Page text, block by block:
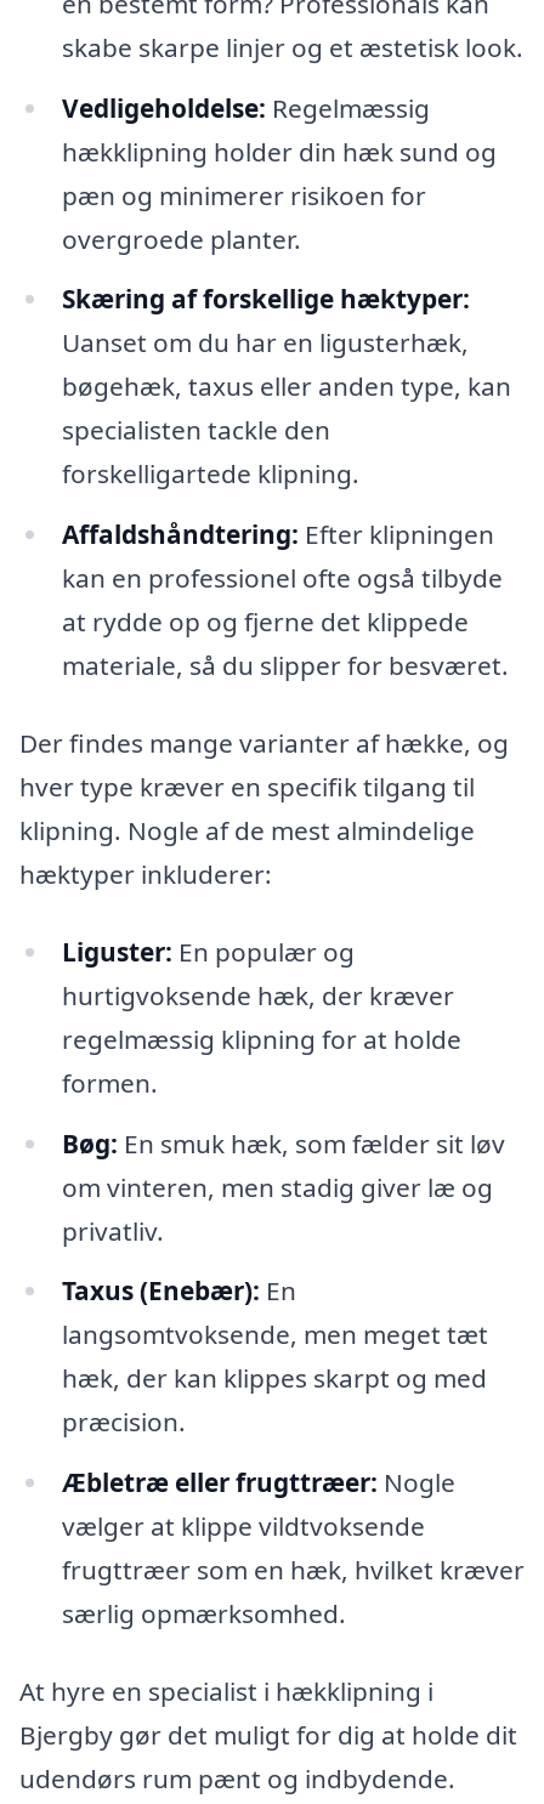
skabe skarpe linjer og et æstetisk look.
Vedligeholdelse: Regelmæssig
hækklipning holder din hæk sund og
pæn og minimerer risikoen for
overgroede planter.
Skæring af forskellige hæktyper:
Uanset om du har en ligusterhæk,
bøgehæk, taxus eller anden type, kan
specialisten tackle den
forskelligartede klipning.
Affaldshåndtering: Efter klipningen
kan en professionel ofte også tilbyde
at rydde op og fjerne det klippede
materiale, så du slipper for besværet.
Der findes mange varianter af hække, og
hver type kræver en specifik tilgang til
klipning. Nogle af de mest almindelige
hæktyper inkluderer:
Liguster: En populær og
hurtigvoksende hæk, der kræver
regelmæssig klipning for at holde
formen.
Bøg: En smuk hæk, som fælder sit løv
om vinteren, men stadig giver læ og
privatliv.
Taxus (Enebær): En
langsomtvoksende, men meget tæt
hæk, der kan klippes skarpt og med
præcision.
Æbletræ eller frugttræer: Nogle
vælger at klippe vildtvoksende
frugttræer som en hæk, hvilket kræver
særlig opmærksomhed.
At hyre en specialist i hækklipning i
Bjergby gør det muligt for dig at holde dit
udendørs rum pænt og indbydende.